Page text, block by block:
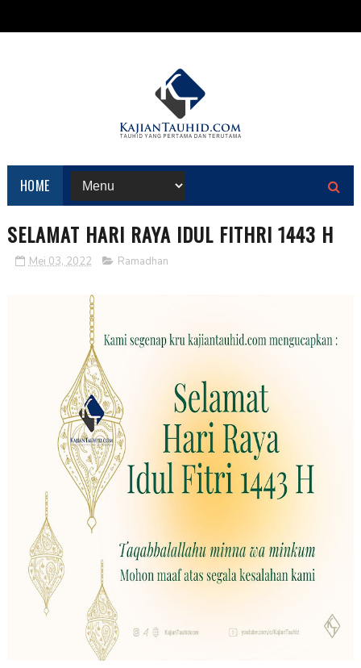
HOME
SELAMAT HARI RAYA IDUL FITHRI 1443 H
Mei 03, 2022 Ramadhan